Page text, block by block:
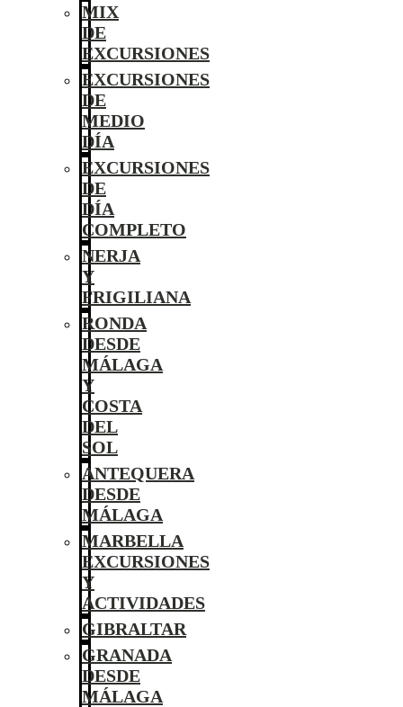
MIX
DE
EXCURSIONES
EXCURSIONES
DE
MEDIO
DÍA
EXCURSIONES
DE
DÍA
COMPLETO
NERJA
Y
FRIGILIANA
RONDA
DESDE
MÁLAGA
Y
COSTA
DEL
SOL
ANTEQUERA
DESDE
MÁLAGA
MARBELLA
EXCURSIONES
Y
ACTIVIDADES
GIBRALTAR
GRANADA
DESDE
MÁLAGA